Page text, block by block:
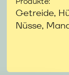
Getreide,
Nüsse,